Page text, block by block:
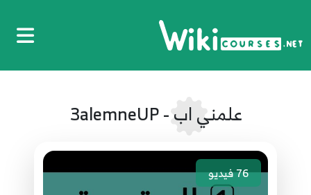
علمني اب - 3alemneUP
76فيديو